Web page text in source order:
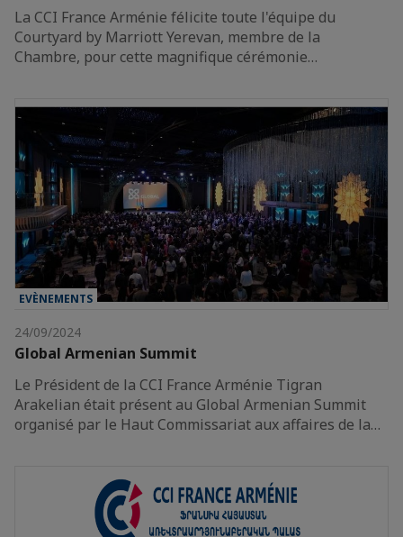
La CCI France Arménie félicite toute l'équipe du
Courtyard by Marriott Yerevan, membre de la
Chambre, pour cette magnifique cérémonie…
EVÈNEMENTS
24/09/2024
Global Armenian Summit
Le Président de la CCI France Arménie Tigran
Arakelian était présent au Global Armenian Summit
organisé par le Haut Commissariat aux affaires de la…